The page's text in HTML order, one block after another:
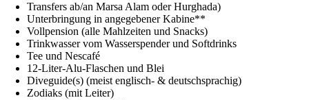
Transfers ab/an Marsa Alam oder Hurghada)
Unterbringung in angegebener Kabine**
Vollpension (alle Mahlzeiten und Snacks)
Trinkwasser vom Wasserspender und Softdrinks
Tee und Nescafé
12-Liter-Alu-Flaschen und Blei
Diveguide(s) (meist englisch- & deutschsprachig)
Zodiaks (mit Leiter)